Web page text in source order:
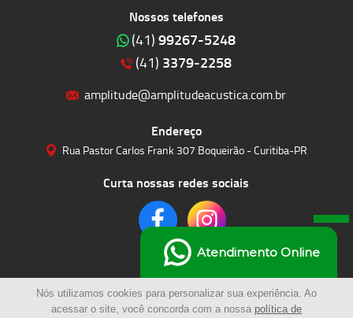
Nossos telefones
(41) 99267-5248
(41) 3379-2258
amplitude@amplitudeacustica.com.br
Endereço
Rua Pastor Carlos Frank 307 Boqueirão - Curitiba-PR
Curta nossas redes sociais
Atendimento Online
Nós utilizamos cookies para personalizar sua experiência. Ao
acessar o site, você concorda com a nossa política de